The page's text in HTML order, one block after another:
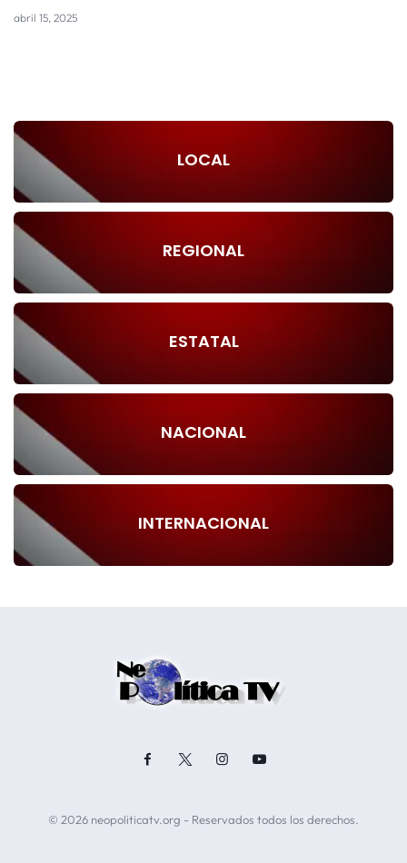
abril 15, 2025
LOCAL
REGIONAL
ESTATAL
NACIONAL
INTERNACIONAL
© 2026 neopoliticatv.org - Reservados todos los derechos.